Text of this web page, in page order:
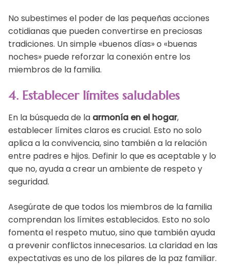
No subestimes el poder de las pequeñas acciones
cotidianas que pueden convertirse en preciosas
tradiciones. Un simple «buenos días» o «buenas
noches» puede reforzar la conexión entre los
miembros de la familia.
4. Establecer límites saludables
En la búsqueda de la armonía en el hogar,
establecer límites claros es crucial. Esto no solo
aplica a la convivencia, sino también a la relación
entre padres e hijos. Definir lo que es aceptable y lo
que no, ayuda a crear un ambiente de respeto y
seguridad.
Asegúrate de que todos los miembros de la familia
comprendan los límites establecidos. Esto no solo
fomenta el respeto mutuo, sino que también ayuda
a prevenir conflictos innecesarios. La claridad en las
expectativas es uno de los pilares de la paz familiar.